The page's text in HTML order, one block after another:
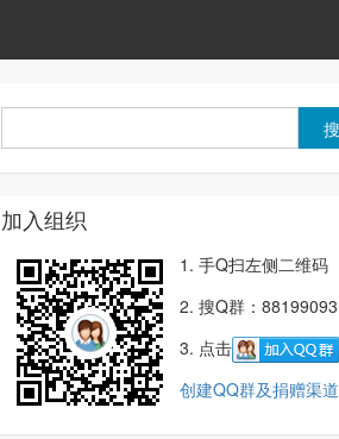
加入组织
1. 手Q扫左侧二维码
2. 搜Q群：88199093
3. 点击
创建QQ群及捐赠渠道